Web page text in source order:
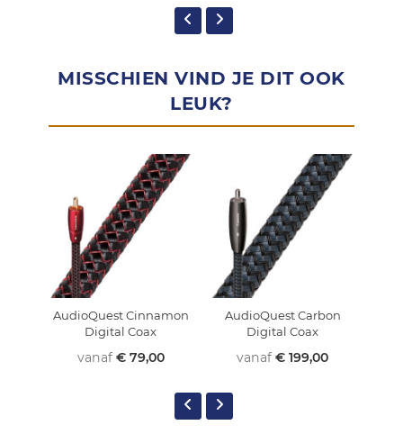
MISSCHIEN VIND JE DIT OOK
LEUK?
AudioQuest Cinnamon
Digital Coax
vanaf € 79,00
AudioQuest Carbon
Digital Coax
vanaf € 199,00